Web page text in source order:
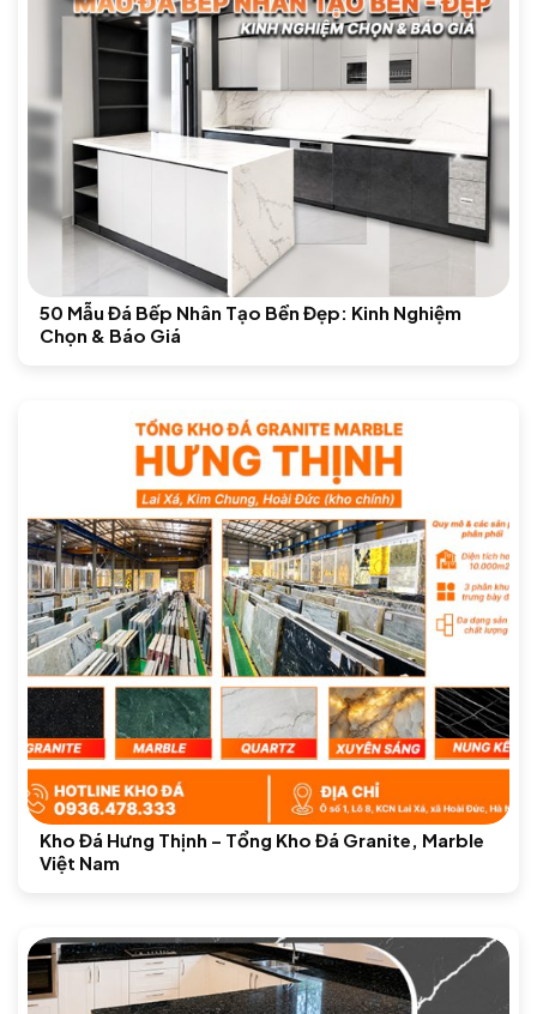
50 Mẫu Đá Bếp Nhân Tạo Bền Đẹp: Kinh Nghiệm
Chọn & Báo Giá
Kho Đá Hưng Thịnh – Tổng Kho Đá Granite, Marble
Việt Nam